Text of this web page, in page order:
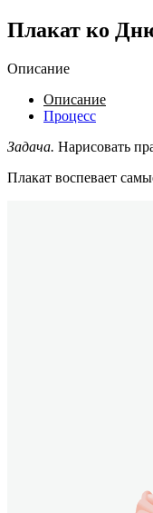
Плакат ко
Описание
Описание
Процесс
Задача. Нарисовать
Плакат воспевает